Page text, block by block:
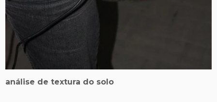
análise de textura do solo